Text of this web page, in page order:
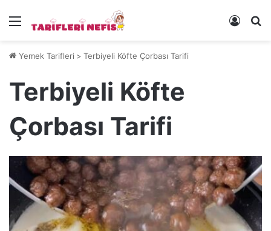
Menü Kayıt
Yemek Tarifleri > Terbiyeli Köfte Çorbası Tarifi
Terbiyeli Köfte
Çorbası Tarifi